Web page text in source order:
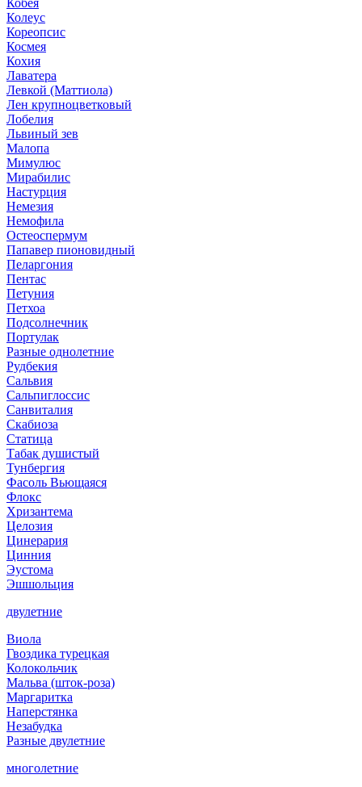
Колеус
Кореопсис
Космея
Кохия
Лаватера
Левкой (Маттиола)
Лен крупноцветковый
Лобелия
Львиный зев
Малопа
Мимулюс
Мирабилис
Настурция
Немезия
Немофила
Остеоспермум
Папавер пионовидный
Пеларгония
Пентас
Петуния
Петхоа
Подсолнечник
Портулак
Разные однолетние
Рудбекия
Сальвия
Сальпиглоссис
Санвиталия
Скабиоза
Статица
Табак душистый
Тунбергия
Фасоль Вьющаяся
Флокс
Хризантема
Целозия
Цинерария
Цинния
Эустома
Эшшольция
двулетние
Виола
Гвоздика турецкая
Колокольчик
Мальва (шток-роза)
Маргаритка
Наперстянка
Незабудка
Разные двулетние
многолетние